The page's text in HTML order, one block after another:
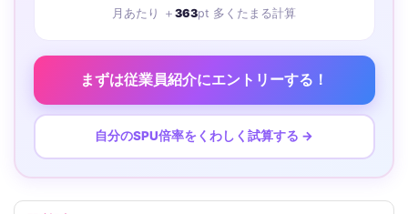
月あたり ＋ 363pt 多くたまる計算
まずは従業員紹介にエントリーする！
自分のSPU倍率をくわしく試算する →